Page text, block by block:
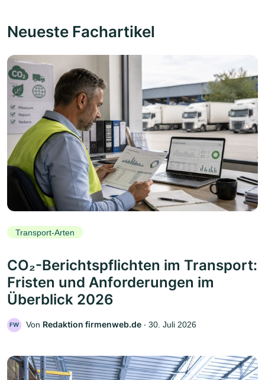
Neueste Fachartikel
Transport-Arten
CO₂-Berichtspflichten im Transport:
Fristen und Anforderungen im
Überblick 2026
FW Von Redaktion firmenweb.de ‧ 30. Juli 2026